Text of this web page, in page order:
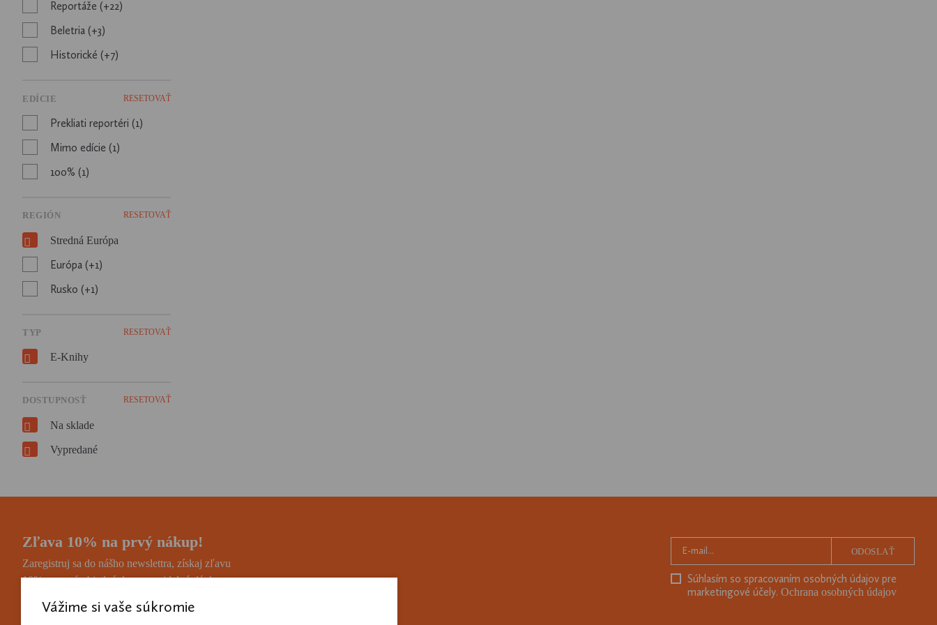
Reportáže (+22)
Beletria (+3)
Historické (+7)
EDÍCIE RESETOVAŤ
Prekliati reportéri (1)
Mimo edície (1)
100% (1)
REGIÓN RESETOVAŤ
Stredná Európa
Európa (+1)
Rusko (+1)
TYP RESETOVAŤ
E-Knihy
DOSTUPNOSŤ RESETOVAŤ
Na sklade
Vypredané
Zľava 10% na prvý nákup!
Zaregistruj sa do nášho newslettra, získaj zľavu
10% na prvú objednávku a pravidelnú dávku
Súhlasím so spracovaním osobných údajov pre
marketingové účely. Ochrana osobných údajov
ODOSLAŤ
Vážime si vaše súkromie